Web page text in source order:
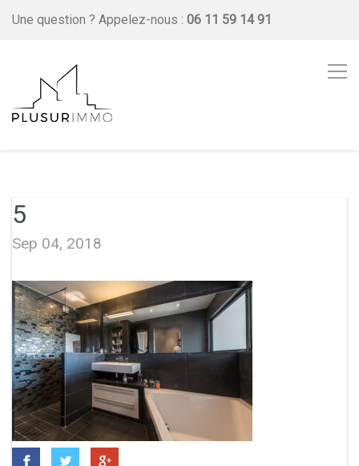
Une question ? Appelez-nous : 06 11 59 14 91
5
Sep 04, 2018